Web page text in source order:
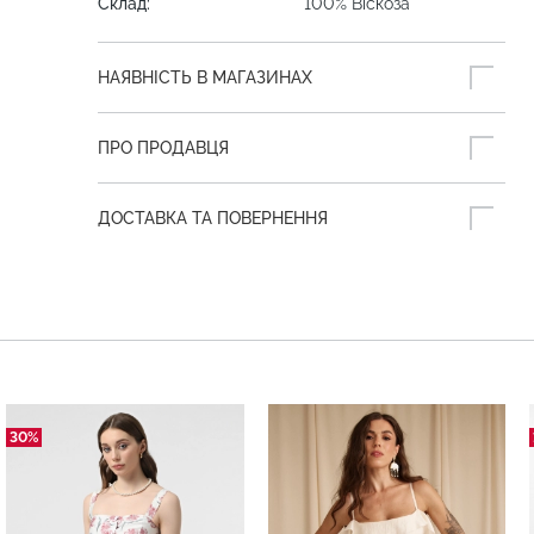
НАЯВНІСТЬ В МАГАЗИНАХ
ПРО ПРОДАВЦЯ
ДОСТАВКА ТА ПОВЕРНЕННЯ
30%